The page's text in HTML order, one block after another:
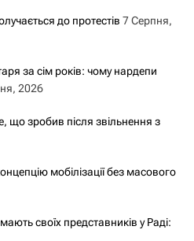
до протестів 7 Серпня,
за сім років: чому нардепи
2026
що зробив після звільнення з
мобілізації без масового
своїх представників у Раді: